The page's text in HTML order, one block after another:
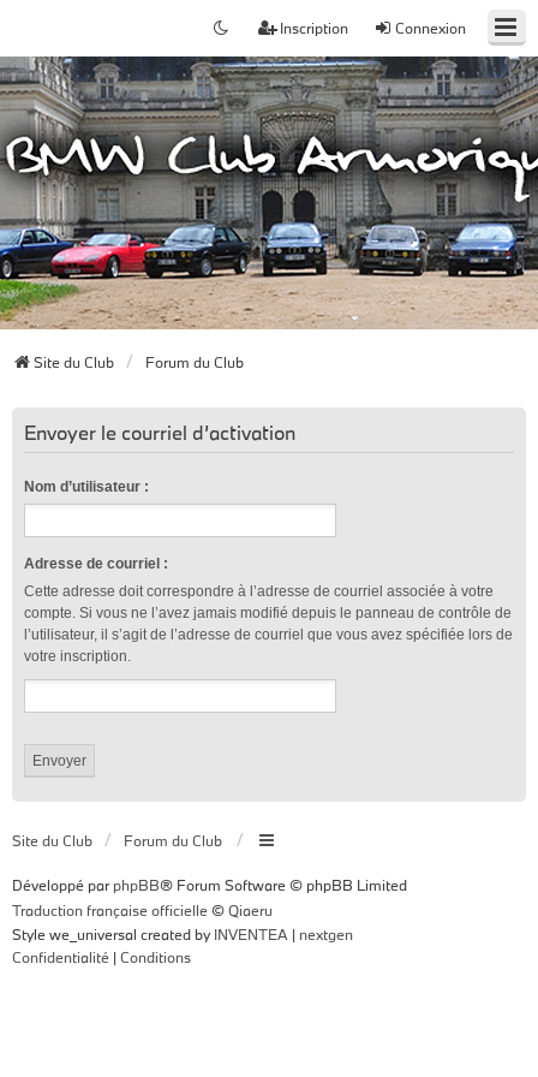
Connexion
Inscription
Site du Club Forum du Club
Envoyer le courriel d’activation
Nom d’utilisateur :
Adresse de courriel :
Cette adresse doit correspondre à l’adresse de courriel associée à votre
compte. Si vous ne l’avez jamais modifié depuis le panneau de contrôle de
l’utilisateur, il s’agit de l’adresse de courriel que vous avez spécifiée lors de
votre inscription.
Site du Club Forum du Club
Développé parphpBB® Forum Software © phpBB Limited
Traduction française officielle ©Qiaeru
Style we_universal created byINVENTEA | nextgen
Confidentialité | Conditions